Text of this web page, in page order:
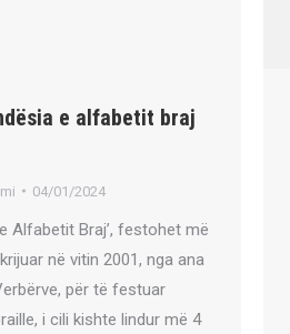
e alfabetit braj
04/01/2024
Alfabetit Braj’, festohet më
në vitin 2001, nga ana
për të festuar
i cili kishte lindur më 4